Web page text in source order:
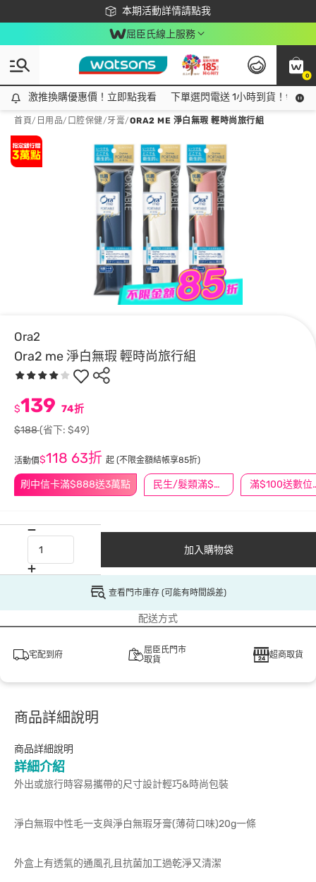
本期活動詳情請點我
下載app最高回饋$350
屈臣氏線上服務
0
激推換購優惠價！立即點我看
激推換購優惠價！立即點我看 下單選閃電送 1小時到貨！領神
首頁/ 日用品/ 口腔保健/牙膏/ORA2 ME 淨白無瑕 輕時尚旅行組
Ora2
Ora2 me 淨白無瑕 輕時尚旅行組
刷中信卡滿$888送3萬點 民生/髮類滿$388送舒潔冰巾 滿
$139 74折
$188(省下: $49)
活動價$118 63折 起 (不限金額結帳享85折)
加入購物袋
查看門市庫存 (可能有時間誤差)
配送方式
宅配到府
屈臣氏門市
取貨
超商取貨
商品詳細說明
商品詳細說明
詳細介紹
外出或旅行時容易攜帶的尺寸設計輕巧&時尚包裝
淨白無瑕中性毛一支與淨白無瑕牙膏(薄荷口味)20g一條
外盒上有透氣的通風孔且抗菌加工過乾淨又清潔